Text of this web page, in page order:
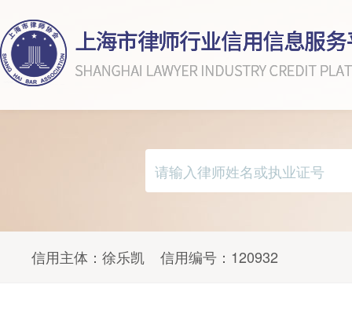
信用主体： 徐乐凯 信用编号： 120932